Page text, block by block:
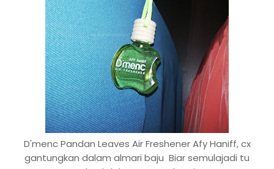
D'menc Pandan Leaves Air Freshener Afy Haniff, cx
gantungkan dalam almari baju Biar semulajadi tu